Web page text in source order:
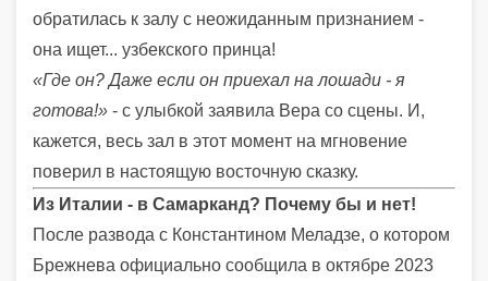
обратилась к залу с неожиданным признанием -
она ищет... узбекского принца!
«Где он? Даже если он приехал на лошади - я
готова!» - с улыбкой заявила Вера со сцены. И,
кажется, весь зал в этот момент на мгновение
поверил в настоящую восточную сказку.
Из Италии - в Самарканд? Почему бы и нет!
После развода с Константином Меладзе, о котором
Брежнева официально сообщила в октябре 2023